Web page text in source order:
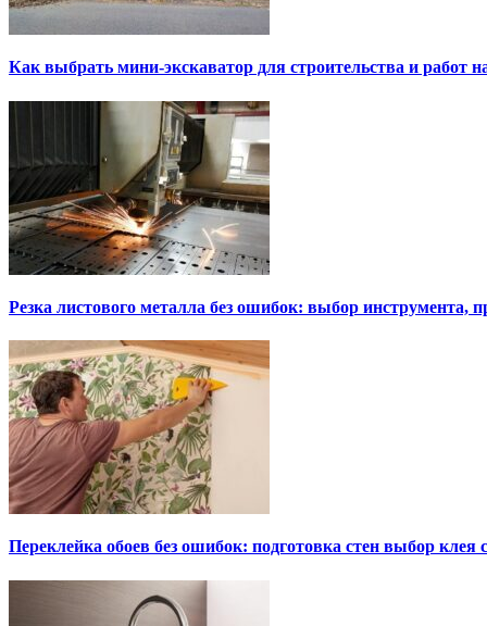
Как выбрать мини-экскаватор для строительства и работ
Резка листового металла без ошибок: выбор инструмента,
Переклейка обоев без ошибок: подготовка стен выбор клея